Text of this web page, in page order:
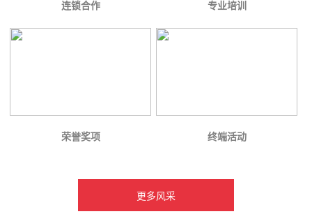
连锁合作 专业培训
荣誉奖项 终端活动
更多风采